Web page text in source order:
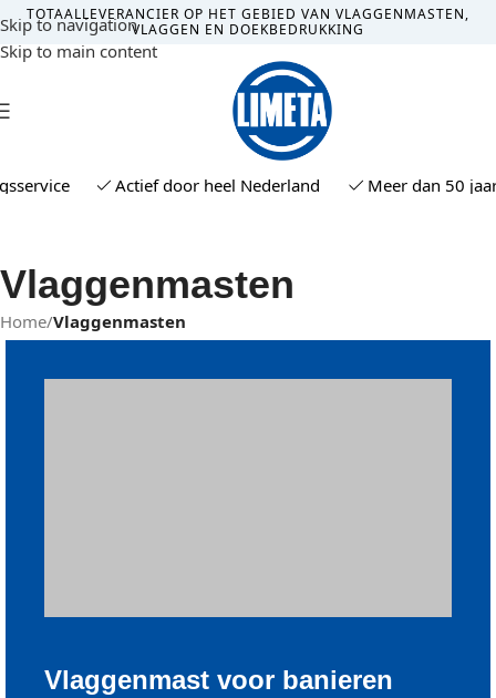
Skip to navigation
Skip to main content
TOTAALLEVERANCIER OP HET GEBIED VAN VLAGGENMASTEN,
VLAGGEN EN DOEKBEDRUKKING
Actief door heel Nederland Meer dan 50 jaar
Vlaggenmasten
Home/Vlaggenmasten
Vlaggenmast voor banieren